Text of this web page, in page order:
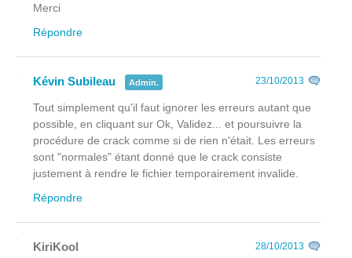
Merci
Répondre
Kévin Subileau Admin. 23/10/2013
Tout simplement qu'il faut ignorer les erreurs autant que
possible, en cliquant sur Ok, Validez... et poursuivre la
procédure de crack comme si de rien n'était. Les erreurs
sont "normales" étant donné que le crack consiste
justement à rendre le fichier temporairement invalide.
Répondre
KiriKool 28/10/2013